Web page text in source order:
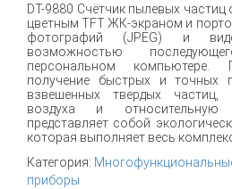
DT-9880 Счётчик пылевых
цветным TFT ЖК-экраном и
фотографий (JPEG) и
возможностью
персональном компьютере.
получение быстрых и точных
взвешенных твердых частиц,
воздуха и относительную
представляет собой
которая выполняет весь
Категория:
приборы